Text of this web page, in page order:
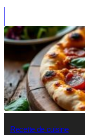
Recette de cuisine